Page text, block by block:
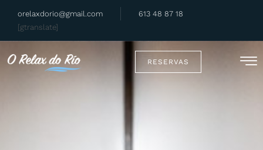
orelaxdorio@gmail.com
613 48 87 18
[gtranslate]
RESERVAS